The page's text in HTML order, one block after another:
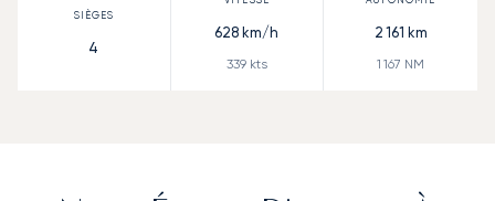
4
628 km/h
339kts
2 161 km
1 167 NM